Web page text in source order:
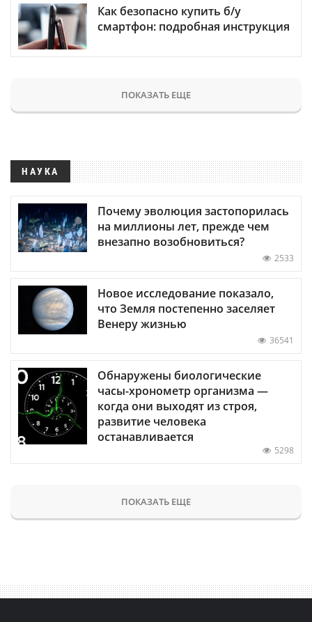
Как безопасно купить б/у
смартфон: подробная инструкция
ПОКАЗАТЬ ЕЩЕ
НАУКА
Почему эволюция застопорилась
на миллионы лет, прежде чем
внезапно возобновиться?
2533
Новое исследование показало,
что Земля постепенно заселяет
Венеру жизнью
36541
Обнаружены биологические
часы-хронометр организма —
когда они выходят из строя,
развитие человека
останавливается
5298
ПОКАЗАТЬ ЕЩЕ